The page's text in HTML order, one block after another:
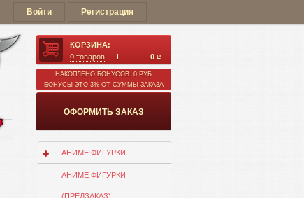
Войти Регистрация
КОРЗИНА:
0товаров 0 q
НАКОПЛЕНО БОНУСОВ: 0 РУБ
БОНУСЫ ЭТО 3% ОТ СУММЫ ЗАКАЗА
ОФОРМИТЬ ЗАКАЗ
АНИМЕ ФИГУРКИ
АНИМЕ ФИГУРКИ
(ПРЕДЗАКАЗ)